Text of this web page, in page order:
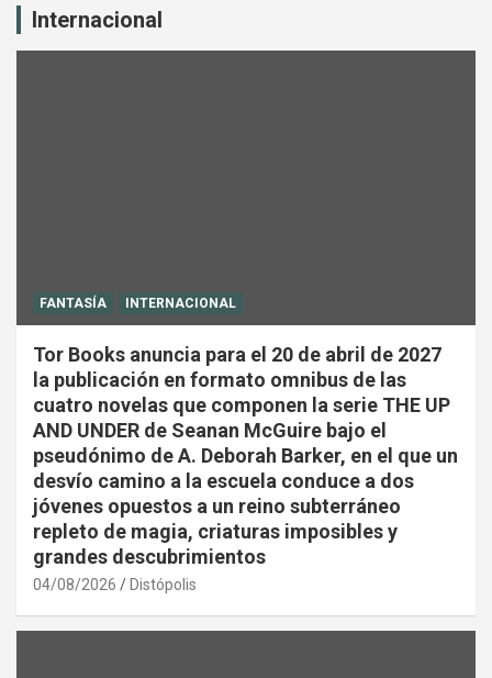
Internacional
FANTASÍA INTERNACIONAL
Tor Books anuncia para el 20 de abril de 2027
la publicación en formato omnibus de las
cuatro novelas que componen la serie THE UP
AND UNDER de Seanan McGuire bajo el
pseudónimo de A. Deborah Barker, en el que un
desvío camino a la escuela conduce a dos
jóvenes opuestos a un reino subterráneo
repleto de magia, criaturas imposibles y
grandes descubrimientos
04/08/2026 Distópolis